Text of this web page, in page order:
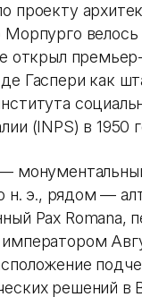
проекту
Морпурго велось
открыл
Гаспери как
(INPS) в 1950
н. э., рядом —
Pax Romana,
решений в